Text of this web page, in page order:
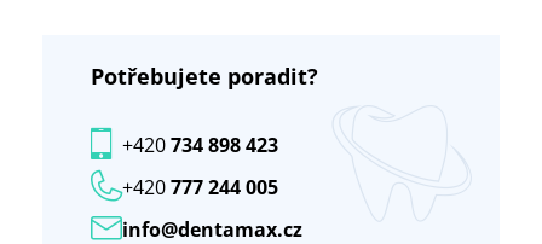
Potřebujete poradit?
info@dentamax.cz
+420777 244 005
+420734 898 423